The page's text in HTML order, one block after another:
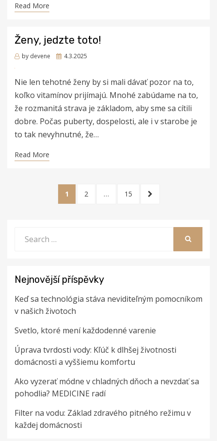
Read More
Ženy, jedzte toto!
by devene
Posted
4.3.2025
Nie len tehotné ženy by si mali dávať pozor na to,
koľko vitamínov prijímajú. Mnohé zabúdame na to,
že rozmanitá strava je základom, aby sme sa cítili
dobre. Počas puberty, dospelosti, ale i v starobe je
to tak nevyhnutné, že…
Read More
Stránkování
příspěvků
PAGE
1 PAGE
2 … PAGE
15
NEXT
for:
Nejnovější příspěvky
Keď sa technológia stáva neviditeľným pomocníkom
v našich životoch
Svetlo, ktoré mení každodenné varenie
Úprava tvrdosti vody: Kľúč k dlhšej životnosti
domácnosti a vyššiemu komfortu
Ako vyzerať módne v chladných dňoch a nevzdať sa
pohodlia? MEDICINE radí
Filter na vodu: Základ zdravého pitného režimu v
každej domácnosti